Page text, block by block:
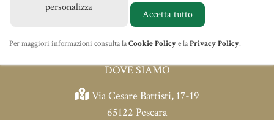
NEWS
CONTATTI
+39 085 4212354
info@antonioseta.it
DOVE SIAMO
Via Cesare Battisti, 17-19
65122 Pescara
personalizza
Accetta tutto
Per maggiori informazioni consulta laCookie Policye laPrivacy Policy.